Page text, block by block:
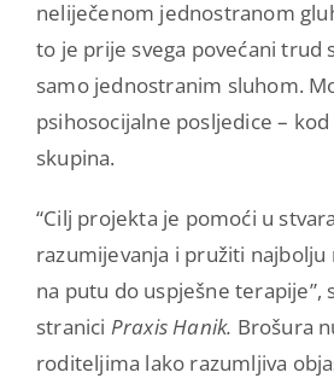
neliječenom jednostranom
to je prije svega povećani trud
samo jednostranim sluhom.
psihosocijalne posljedice –
skupina.
“Cilj projekta je pomoći u
razumijevanja i pružiti najbolju
na putu do uspješne terapije”,
stranici Praxis Hanik. Brošura
roditeljima lako razumljiva